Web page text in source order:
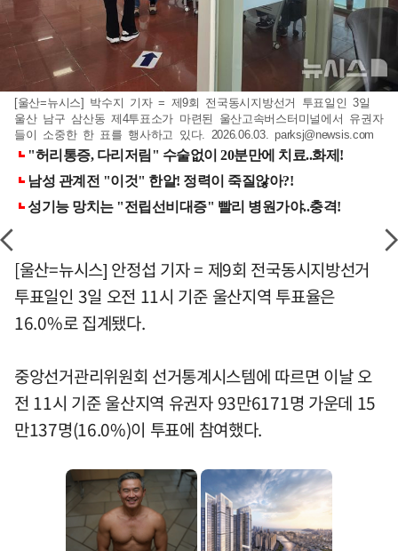
[울산=뉴시스] 박수지 기자 = 제9회 전국동시지방선거 투표일인 3일
울산 남구 삼산동 제4투표소가 마련된 울산고속버스터미널에서 유권자
들이 소중한 한 표를 행사하고 있다. 2026.06.03.parksj@newsis.com
[울산=뉴시스] 안정섭 기자 = 제9회 전국동시지방선거
투표일인 3일 오전 11시 기준 울산지역 투표율은
16.0%로 집계됐다.
중앙선거관리위원회 선거통계시스템에 따르면 이날 오
전 11시 기준 울산지역 유권자 93만6171명 가운데 15
만137명(16.0%)이 투표에 참여했다.